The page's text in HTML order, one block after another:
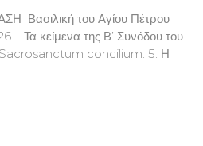
Βασιλική του Αγίου Πέτρου
Τα κείμενα της Β’ Συνόδου του
Sacrosanctum concilium. 5. Η